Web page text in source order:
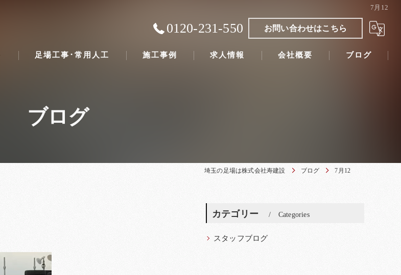
7月12
0120-231-550 お問い合わせはこちら
足場工事･常用人工 施工事例 求人情報 会社概要 ブログ
ブログ
埼玉の足場は株式会社寿建設 ブログ 7月12
カテゴリー Categories
スタッフブログ